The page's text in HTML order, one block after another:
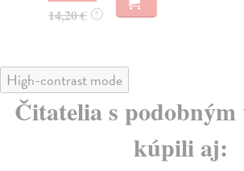
14,20 € ?
High-contrast mode
Čitatelia s
kúpili aj: